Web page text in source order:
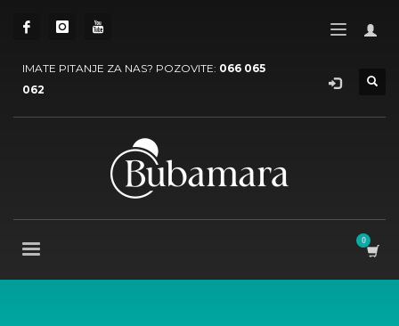
IMATE PITANJE ZA NAS? POZOVITE: 066 065
062